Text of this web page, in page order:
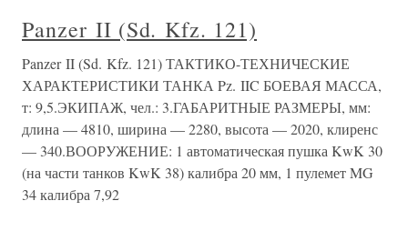
Panzer II (Sd. Kfz. 121)
Panzer II (Sd. Kfz. 121) ТАКТИКО-ТЕХНИЧЕСКИЕ
ХАРАКТЕРИСТИКИ ТАНКА Pz. IIC БОЕВАЯ МАССА,
т: 9,5.ЭКИПАЖ, чел.: 3.ГАБАРИТНЫЕ РАЗМЕРЫ, мм:
длина — 4810, ширина — 2280, высота — 2020, клиренс
— 340.ВООРУЖЕНИЕ: 1 автоматическая пушка KwK 30
(на части танков KwK 38) калибра 20 мм, 1 пулемет MG
34 калибра 7,92